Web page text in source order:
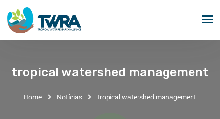
tropical watershed management
Home Notícias tropical watershed management